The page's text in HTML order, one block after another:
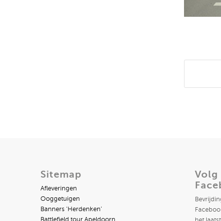
Sitemap
Afleveringen
Ooggetuigen
Banners ‘Herdenken’
Volg